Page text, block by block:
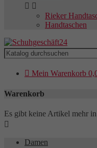
 
Rieker
Handtaschen
 Mein Warenkorb
Warenkorb
Es gibt keine Artikel mehr

Damen